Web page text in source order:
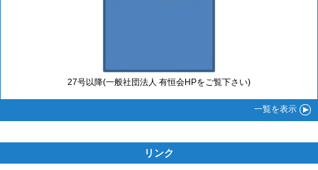
27号以降(一般社団法人 有恒会HPをご覧下さい)
一覧を表示
リンク